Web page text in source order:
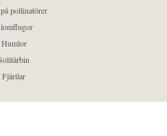
pollinatörer
Humlor
Fjärilar